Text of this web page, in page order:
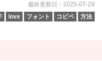
最終更新日：2025-07-29
love フォント コピペ 方法